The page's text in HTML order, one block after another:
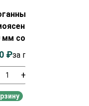
брусок из
40х70х600-
мм сорт Экстра
+
₽за п.м.